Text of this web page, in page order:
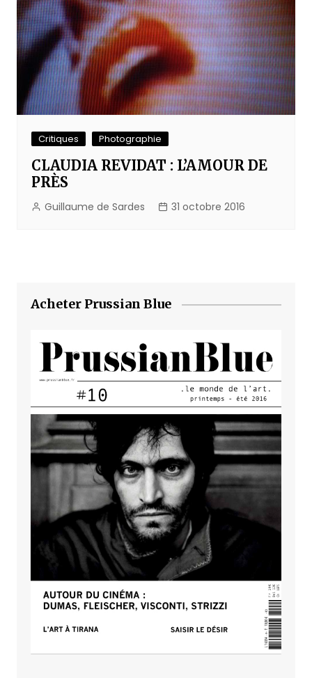
Critiques Photographie
CLAUDIA REVIDAT : L’AMOUR DE
PRÈS
Guillaume de Sardes 31 octobre 2016
Acheter Prussian Blue